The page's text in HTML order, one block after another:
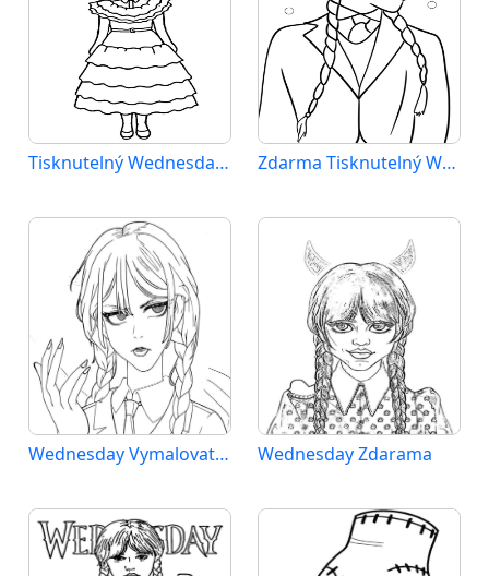
Tisknutelný Wednesday Obrázek pro Děti Zdarma Tisknutelný Wednesday
Wednesday Vymalovatelné pro Děti Wednesday Zdarama